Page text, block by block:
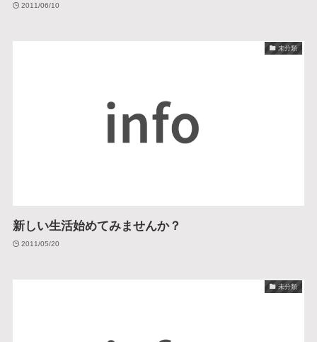
2011/06/10
未分類
新しい生活始めてみませんか？
2011/05/20
未分類